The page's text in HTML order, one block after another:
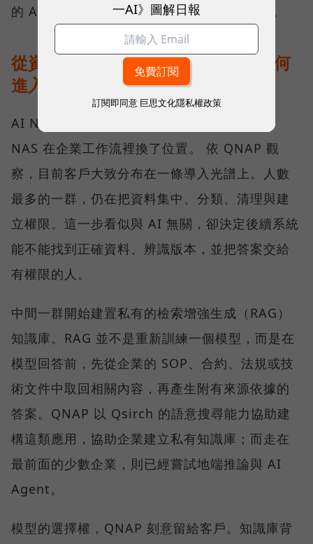
的 AI 工具，會從加分功能逐漸變成必要條件。
從資料治理到地端推論：AI NAS 如何
進入企業工作流？
AI NAS 不是「多了 AI 功能的 NAS」，而是
NAS 在企業工作流裡換了位置。 依 QNAP 觀
察，目前客戶大致分布在一條導入光譜上。人數
最多的一群，仍在把資料集中、分類、清理與建
立權限。這一步看似與 AI 無關，卻決定後續系統
能不能找到正確資料、辨識版本，並把答案交給
有權限的人。
中間一群開始建置私有的檢索增強生成（RAG）
知識庫。RAG 並不是重新訓練一個模型，而是在
模型回答前，先從企業的 SOP、合約、法規或技
術文件中取回相關內容，再產生附有來源依據的
答案。QNAP 以 Qsirch 的語意搜尋能力協助建
構這類應用，協助企業建立私有知識庫；而走在
最前面的少數企業，則已經嘗試地端推論與 AI
Agent。
模型的選擇權，QNAP 刻意留給客戶。知識庫背
一AI》圖解日報
訂閱即同意 巨思文化隱私權政策